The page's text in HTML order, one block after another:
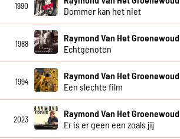
1990
Dommer kan het niet
1988
Raymond Van Het Groenewoud
Echtgenoten
1994
Raymond Van Het Groenewoud
Een slechte film
2023
Raymond Van Het Groenewoud
Er is er geen een zoals jij